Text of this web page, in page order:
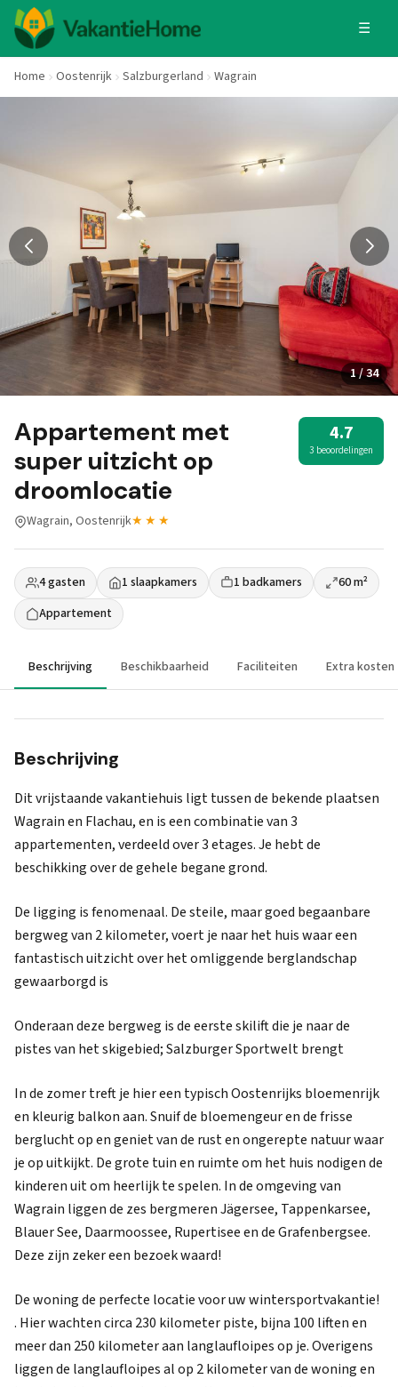
☰
Home Oostenrijk Salzburgerland Wagrain
1 / 34
Appartement met
super uitzicht op
droomlocatie
4.7
3 beoordelingen
Wagrain, Oostenrijk★★★
4 gasten 1 slaapkamers 1 badkamers
60 m²
Appartement
Beschrijving Beschikbaarheid Faciliteiten Extra kosten
Beschrijving
Dit vrijstaande vakantiehuis ligt tussen de bekende plaatsen
Wagrain en Flachau, en is een combinatie van 3
appartementen, verdeeld over 3 etages. Je hebt de
beschikking over de gehele begane grond.
De ligging is fenomenaal. De steile, maar goed begaanbare
bergweg van 2 kilometer, voert je naar het huis waar een
fantastisch uitzicht over het omliggende berglandschap
gewaarborgd is
Onderaan deze bergweg is de eerste skilift die je naar de
pistes van het skigebied; Salzburger Sportwelt brengt
In de zomer treft je hier een typisch Oostenrijks bloemenrijk
en kleurig balkon aan. Snuif de bloemengeur en de frisse
berglucht op en geniet van de rust en ongerepte natuur waar
je op uitkijkt. De grote tuin en ruimte om het huis nodigen de
kinderen uit om heerlijk te spelen. In de omgeving van
Wagrain liggen de zes bergmeren Jägersee, Tappenkarsee,
Blauer See, Daarmoossee, Rupertisee en de Grafenbergsee.
Deze zijn zeker een bezoek waard!
De woning de perfecte locatie voor uw wintersportvakantie!
. Hier wachten circa 230 kilometer piste, bijna 100 liften en
meer dan 250 kilometer aan langlaufloipes op je. Overigens
liggen de langlaufloipes al op 2 kilometer van de woning en